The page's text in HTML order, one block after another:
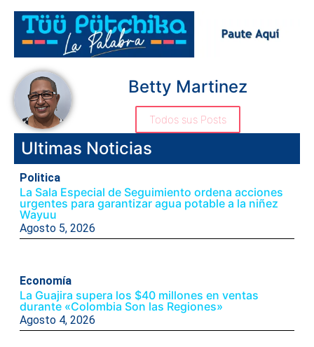
Betty Martinez
Todos sus Posts
Ultimas Noticias
Politica
La Sala Especial de Seguimiento ordena acciones
urgentes para garantizar agua potable a la niñez
Wayuu
Agosto 5, 2026
Economía
La Guajira supera los $40 millones en ventas
durante «Colombia Son las Regiones»
Agosto 4, 2026